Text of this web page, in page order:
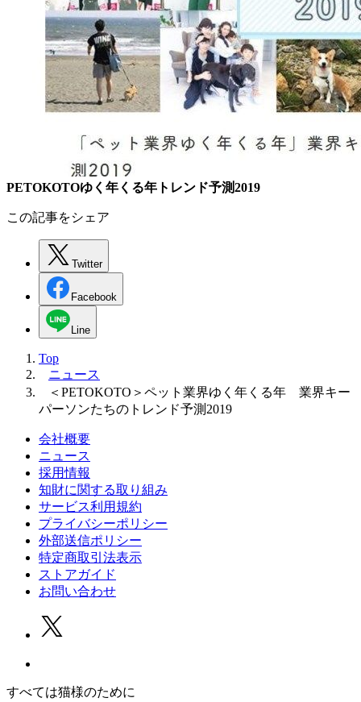
PETOKOTOゆく年くる年トレンド予測2019
この記事をシェア
Twitter
Facebook
Line
Top
ニュース
＜PETOKOTO＞ペット業界ゆく年くる年 業界キー
パーソンたちのトレンド予測2019
会社概要
ニュース
採用情報
知財に関する取り組み
サービス利用規約
プライバシーポリシー
外部送信ポリシー
特定商取引法表示
ストアガイド
お問い合わせ
すべては猫様のために